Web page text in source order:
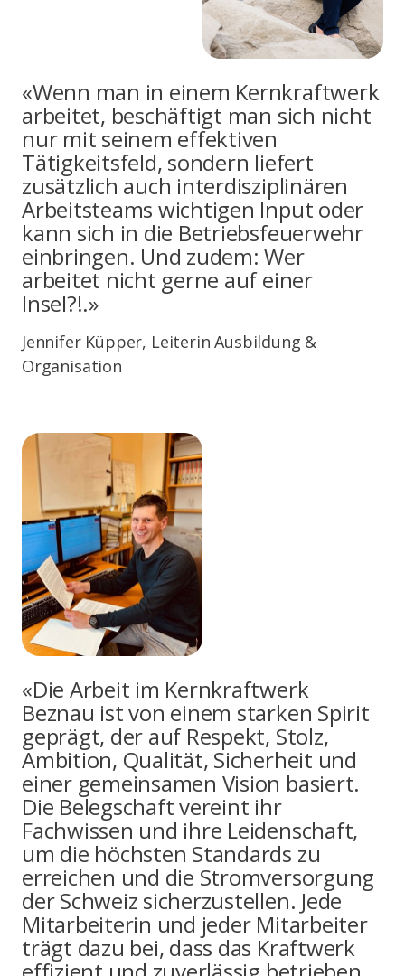
«Wenn man in einem Kernkraftwerk
arbeitet, beschäftigt man sich nicht
nur mit seinem effektiven
Tätigkeitsfeld, sondern liefert
zusätzlich auch interdisziplinären
Arbeitsteams wichtigen Input oder
kann sich in die Betriebsfeuerwehr
einbringen. Und zudem: Wer
arbeitet nicht gerne auf einer
Insel?!.»
Jennifer Küpper, Leiterin Ausbildung &
Organisation
«Die Arbeit im Kernkraftwerk
Beznau ist von einem starken Spirit
geprägt, der auf Respekt, Stolz,
Ambition, Qualität, Sicherheit und
einer gemeinsamen Vision basiert.
Die Belegschaft vereint ihr
Fachwissen und ihre Leidenschaft,
um die höchsten Standards zu
erreichen und die Stromversorgung
der Schweiz sicherzustellen. Jede
Mitarbeiterin und jeder Mitarbeiter
trägt dazu bei, dass das Kraftwerk